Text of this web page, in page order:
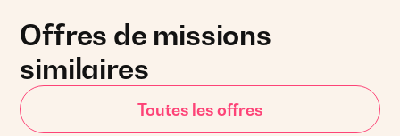
Offres de missions
similaires
Toutes les offres